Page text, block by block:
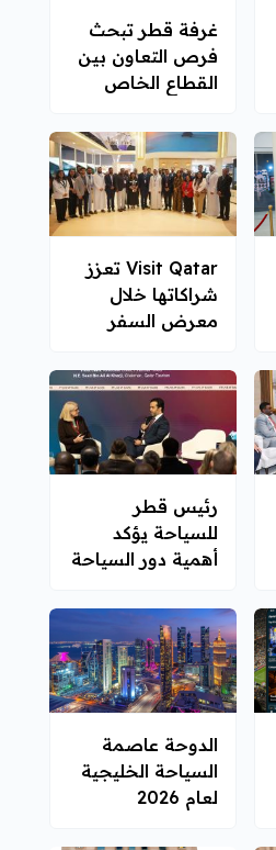
غرفة قطر تبحث
فرص التعاون بين
القطاع الخاص
Visit Qatar تعزز
شراكاتها خلال
معرض السفر
2026
رئيس قطر
للسياحة يؤكد
أهمية دور السياحة
العالمي
الدوحة عاصمة
السياحة الخليجية
لعام 2026